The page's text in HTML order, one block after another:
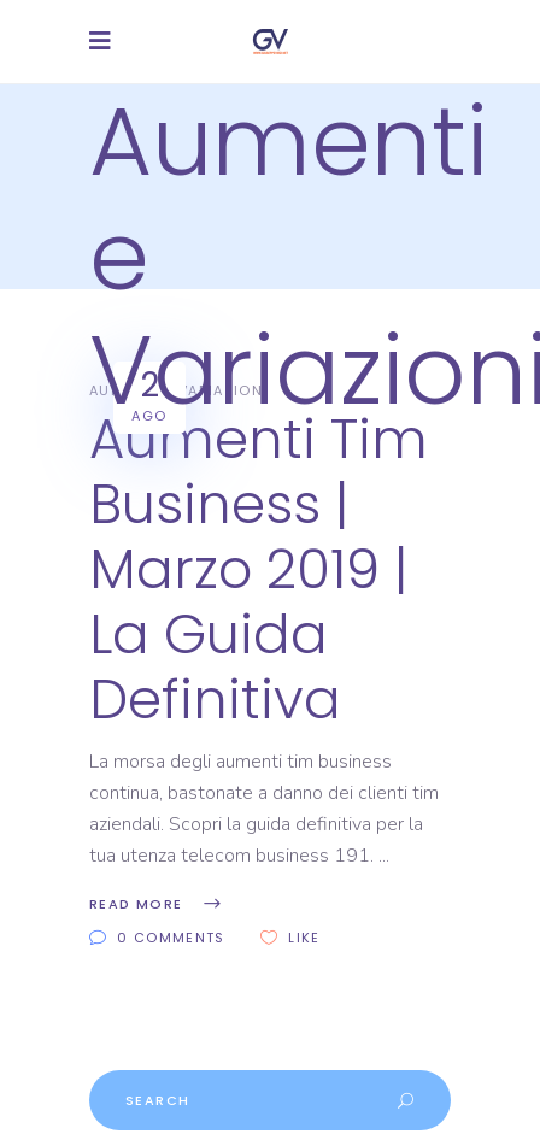
Aumenti
e
2
AGO
AUMENTI E VARIAZIONI
Aumenti Tim
Business |
Marzo 2019 |
La Guida
Definitiva
La morsa degli aumenti tim business
continua, bastonate a danno dei clienti tim
aziendali. Scopri la guida definitiva per la
tua utenza telecom business 191.
READ MORE
0 COMMENTS
LIKE